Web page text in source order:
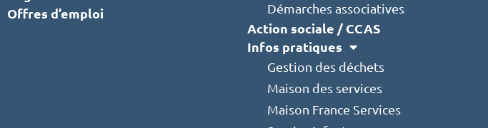
Offres d’emploi
Démarches associatives
Action sociale / CCAS
Infos pratiques
Gestion des déchets
Maison des services
Maison France Services